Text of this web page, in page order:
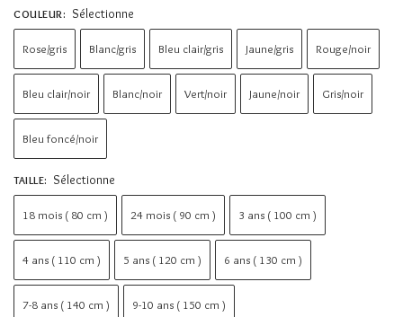
COULEUR: Sélectionne
Rose/gris Blanc/gris Bleu clair/gris Jaune/gris Rouge/noir
Bleu clair/noir Blanc/noir Vert/noir Jaune/noir Gris/noir
Bleu foncé/noir
TAILLE: Sélectionne
18 mois ( 80 cm ) 24 mois ( 90 cm ) 3 ans ( 100 cm )
4 ans ( 110 cm ) 5 ans ( 120 cm ) 6 ans ( 130 cm )
7-8 ans ( 140 cm ) 9-10 ans ( 150 cm )